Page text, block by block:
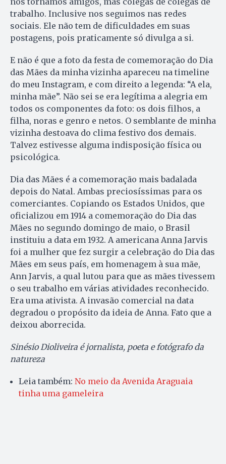
trabalho. Inclusive nos seguimos nas redes
sociais. Ele não tem de dificuldades em suas
postagens, pois praticamente só divulga a si.
E não é que a foto da festa de comemoração do Dia
das Mães da minha vizinha apareceu na timeline
do meu Instagram, e com direito a legenda: “A ela,
minha mãe”. Não sei se era legítima a alegria em
todos os componentes da foto: os dois filhos, a
filha, noras e genro e netos. O semblante de minha
vizinha destoava do clima festivo dos demais.
Talvez estivesse alguma indisposição física ou
psicológica.
Dia das Mães é a comemoração mais badalada
depois do Natal. Ambas preciosíssimas para os
comerciantes. Copiando os Estados Unidos, que
oficializou em 1914 a comemoração do Dia das
Mães no segundo domingo de maio, o Brasil
instituiu a data em 1932. A americana Anna Jarvis
foi a mulher que fez surgir a celebração do Dia das
Mães em seus país, em homenagem à sua mãe,
Ann Jarvis, a qual lutou para que as mães tivessem
o seu trabalho em várias atividades reconhecido.
Era uma ativista. A invasão comercial na data
degradou o propósito da ideia de Anna. Fato que a
deixou aborrecida.
Sinésio Dioliveira é jornalista, poeta e fotógrafo da
natureza
Leia também: No meio da Avenida Araguaia
tinha uma gameleira